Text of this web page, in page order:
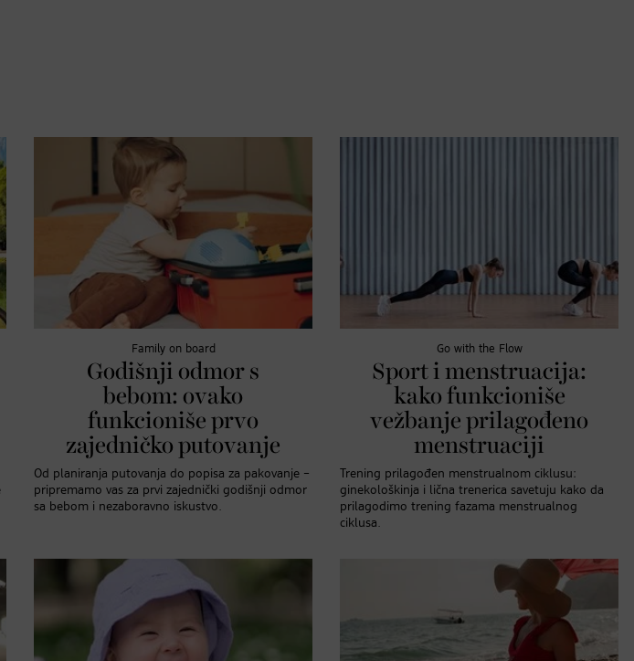
Family on board
Godišnji odmor s
bebom: ovako
funkcioniše prvo
zajedničko putovanje
Od planiranja putovanja do popisa za pakovanje –
pripremamo vas za prvi zajednički godišnji odmor
sa bebom i nezaboravno iskustvo.
Go with the Flow
Sport i menstruacija:
kako funkcioniše
vežbanje prilagođeno
menstruaciji
Trening prilagođen menstrualnom ciklusu:
ginekološkinja i lična trenerica savetuju kako da
prilagodimo trening fazama menstrualnog
ciklusa.